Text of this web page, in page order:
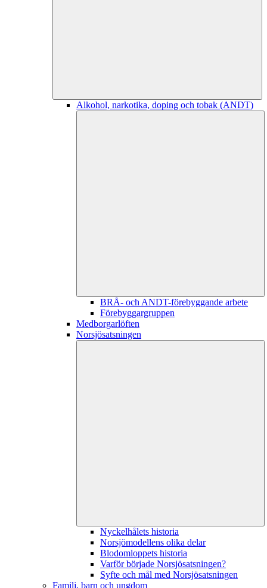
Alkohol, narkotika, doping och tobak (ANDT)
BRÅ- och ANDT-förebyggande arbete
Förebyggargruppen
Medborgarlöften
Norsjösatsningen
Nyckelhålets historia
Norsjömodellens olika delar
Blodomloppets historia
Varför började Norsjösatsningen?
Syfte och mål med Norsjösatsningen
Familj, barn och ungdom